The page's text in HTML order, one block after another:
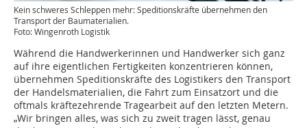
Kein schweres Schleppen mehr: Speditionskräfte übernehmen den
Transport der Baumaterialien.
Foto: Wingenroth Logistik
Während die Handwerkerinnen und Handwerker sich ganz
auf ihre eigentlichen Fertigkeiten konzentrieren können,
übernehmen Speditionskräfte des Logistikers den Transport
der Handelsmaterialien, die Fahrt zum Einsatzort und die
oftmals kräftezehrende Tragearbeit auf den letzten Metern.
„Wir bringen alles, was sich zu zweit tragen lässt, genau